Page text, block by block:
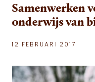
Samenwerken
onderwijs van
12 FEBRUARI 2017